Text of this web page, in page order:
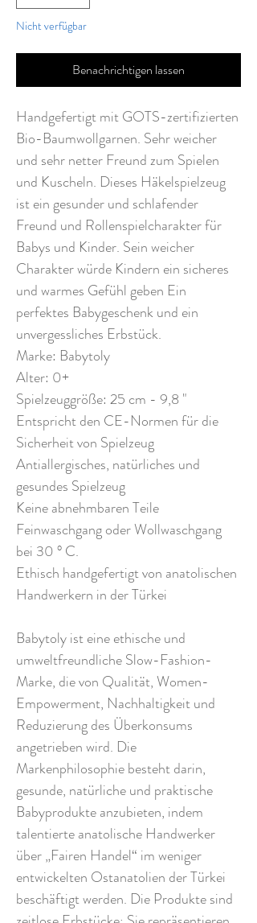
Nicht verfügbar
Benachrichtigen lassen
Handgefertigt mit GOTS-zertifizierten
Bio-Baumwollgarnen. Sehr weicher
und sehr netter Freund zum Spielen
und Kuscheln. Dieses Häkelspielzeug
ist ein gesunder und schlafender
Freund und Rollenspielcharakter für
Babys und Kinder. Sein weicher
Charakter würde Kindern ein sicheres
und warmes Gefühl geben Ein
perfektes Babygeschenk und ein
unvergessliches Erbstück.
Marke: Babytoly
Alter: 0+
Spielzeuggröße: 25 cm - 9,8 "
Entspricht den CE-Normen für die
Sicherheit von Spielzeug
Antiallergisches, natürliches und
gesundes Spielzeug
Keine abnehmbaren Teile
Feinwaschgang oder Wollwaschgang
bei 30 ° C.
Ethisch handgefertigt von anatolischen
Handwerkern in der Türkei
Babytoly ist eine ethische und
umweltfreundliche Slow-Fashion-
Marke, die von Qualität, Women-
Empowerment, Nachhaltigkeit und
Reduzierung des Überkonsums
angetrieben wird. Die
Markenphilosophie besteht darin,
gesunde, natürliche und praktische
Babyprodukte anzubieten, indem
talentierte anatolische Handwerker
über „Fairen Handel“ im weniger
entwickelten Ostanatolien der Türkei
beschäftigt werden. Die Produkte sind